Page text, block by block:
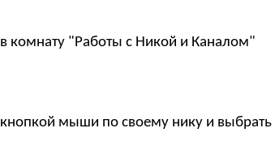
комнату "Работы с Никой и Каналом"
кнопкой мыши по своему нику и выбрать